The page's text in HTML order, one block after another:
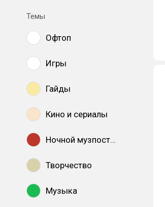
Темы
Офтоп
Игры
Гайды
Кино и сериалы
Ночной музпостинг
Творчество
Музыка